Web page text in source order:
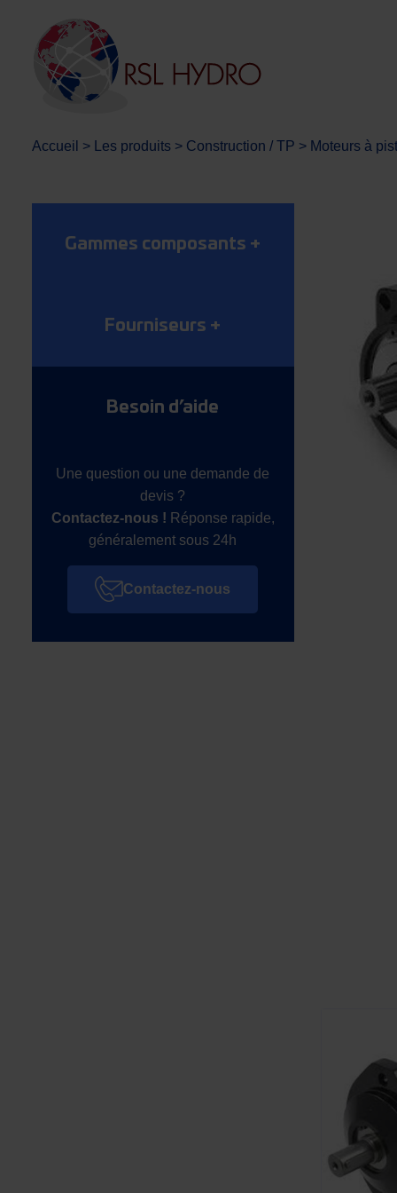
Accueil > Les produits > Construction / TP > Moteurs à
Gammes composants +
Fourniseurs +
Besoin d’aide
Une question ou une demande de
devis ?
Contactez-nous ! Réponse rapide,
généralement sous 24h
Contactez-nous